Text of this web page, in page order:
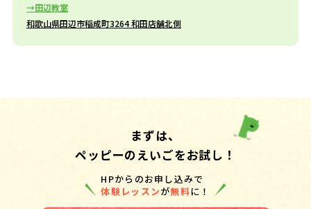
田辺教室
和歌山県田辺市稲成町3264 和田店舗北側
まずは、
ペッピーのえいごをお試し！
HPからのお申し込みで
体験レッスンが無料に！